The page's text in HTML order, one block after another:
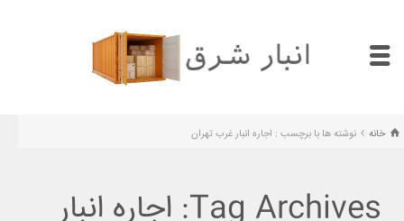
خانه نوشته ها با برچسب : اجاره انبار غرب تهران
Tag Archives: اجاره انبار